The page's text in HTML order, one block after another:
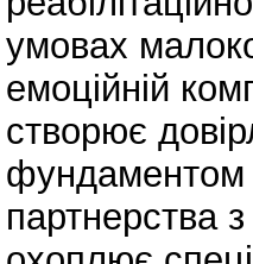
умовах
емоційній
створює
фундаментом
партнерства